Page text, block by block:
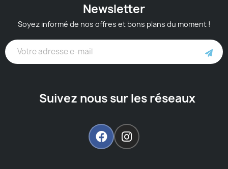
Newsletter
Soyez informé de nos offres et bons plans du moment !
Suivez nous sur les réseaux